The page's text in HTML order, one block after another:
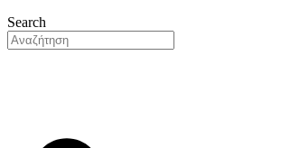
Search